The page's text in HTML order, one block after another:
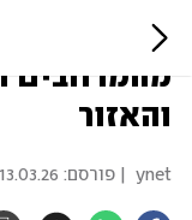
פיקוד
מהמרחבים
והאזור
ynet | פורסם: 13.03.26 | 09:02